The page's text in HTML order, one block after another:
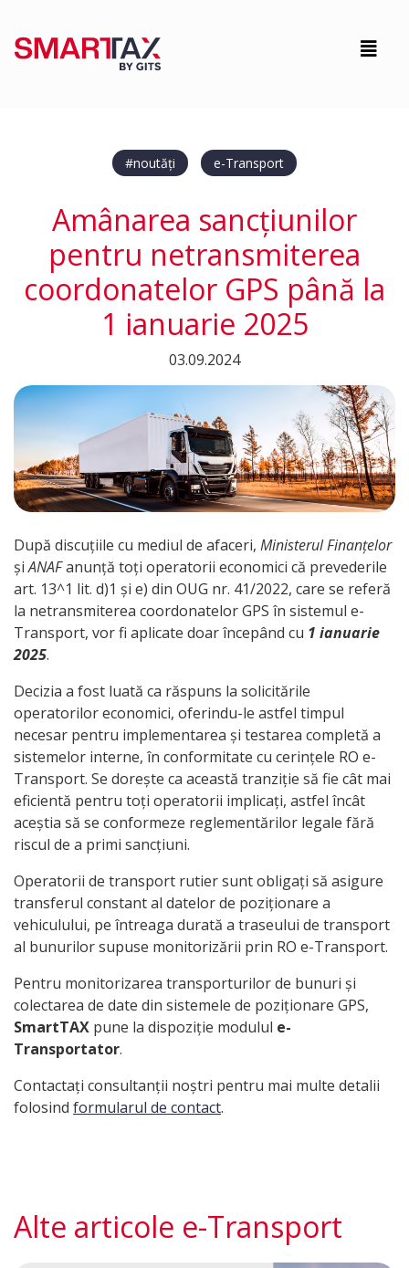
#noutăți e-Transport
Amânarea sancțiunilor
pentru netransmiterea
coordonatelor GPS până la
1 ianuarie 2025
03.09.2024
După discuțiile cu mediul de afaceri, Ministerul Finanțelor
șiANAFanunță toți operatorii economici că prevederile
art. 13^1 lit. d)1 și e) din OUG nr. 41/2022, care se referă
la netransmiterea coordonatelor GPS în sistemul e-
Transport, vor fi aplicate doar începând cu 1 ianuarie
2025.
Decizia a fost luată ca răspuns la solicitările
operatorilor economici, oferindu-le astfel timpul
necesar pentru implementarea și testarea completă a
sistemelor interne, în conformitate cu cerințele RO e-
Transport. Se dorește ca această tranziție să fie cât mai
eficientă pentru toți operatorii implicați, astfel încât
aceștia să se conformeze reglementărilor legale fără
riscul de a primi sancțiuni.
Operatorii de transport rutier sunt obligați să asigure
transferul constant al datelor de poziționare a
vehiculului, pe întreaga durată a traseului de transport
al bunurilor supuse monitorizării prin RO e-Transport.
Pentru monitorizarea transporturilor de bunuri și
colectarea de date din sistemele de poziționare GPS,
SmartTAX pune la dispoziție modulul e-
Transportator.
Contactați consultanții noștri pentru mai multe detalii
folosind formularul de contact.
Alte articole e-Transport